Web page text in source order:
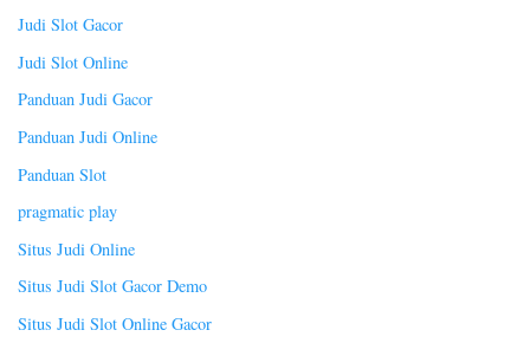
Judi Slot Gacor
Judi Slot Online
Panduan Judi Gacor
Panduan Judi Online
Panduan Slot
pragmatic play
Situs Judi Online
Situs Judi Slot Gacor Demo
Situs Judi Slot Online Gacor